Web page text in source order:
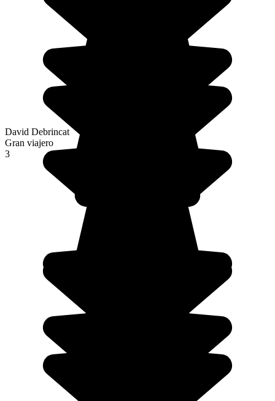
David Debrincat
Gran viajero
3